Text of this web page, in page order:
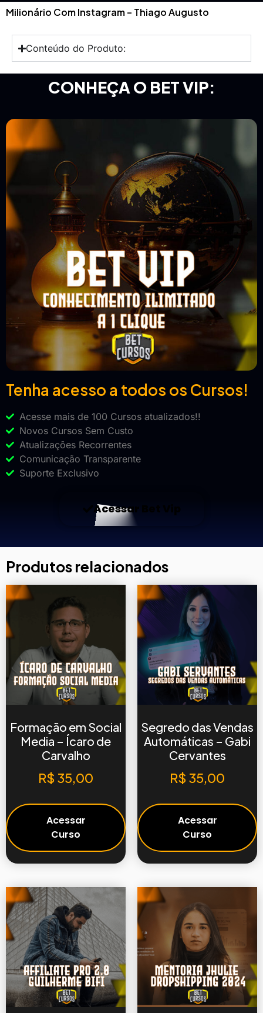
Milionário Com Instagram – Thiago Augusto
Conteúdo do Produto:
CONHEÇA O BET VIP:
Tenha acesso a todos os Cursos!
Acesse mais de 100 Cursos atualizados!!
Novos Cursos Sem Custo
Atualizações Recorrentes
Comunicação Transparente
Suporte Exclusivo
Acessar Bet Vip
Produtos relacionados
Formação em Social
Media – Ícaro de
Carvalho
R$ 35,00
Acessar
Curso
Segredo das Vendas
Automáticas – Gabi
Cervantes
R$ 35,00
Acessar
Curso